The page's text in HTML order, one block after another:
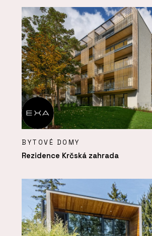
BYTOVÉ DOMY
Rezidence Krčská zahrada